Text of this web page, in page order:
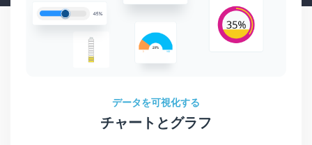
データを可視化する
チャートとグラフ